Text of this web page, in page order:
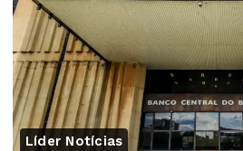
Líder Notícias